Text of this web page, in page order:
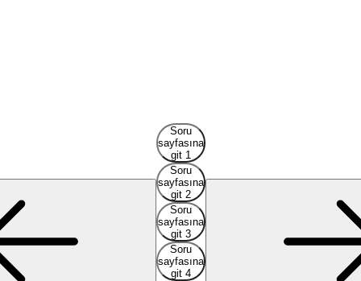
Soru
sayfasına
git 1
Soru
sayfasına
git 2
Soru
sayfasına
git 3
Soru
sayfasına
git 4